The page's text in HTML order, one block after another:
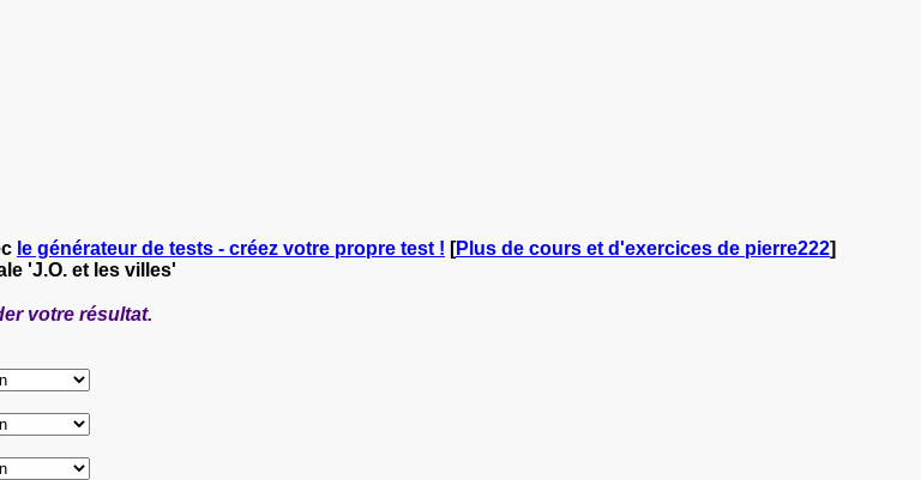
le générateur de tests - créez votre propre test ! [Plus de cours et d'exercices de pierre222]
'J.O. et les villes'
votre résultat.